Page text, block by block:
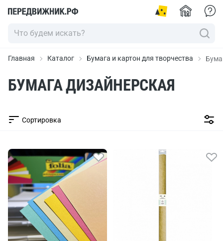
Главная Каталог Бумага и картон для творчества
БУМАГА ДИЗАЙНЕРСКАЯ
Сортировка